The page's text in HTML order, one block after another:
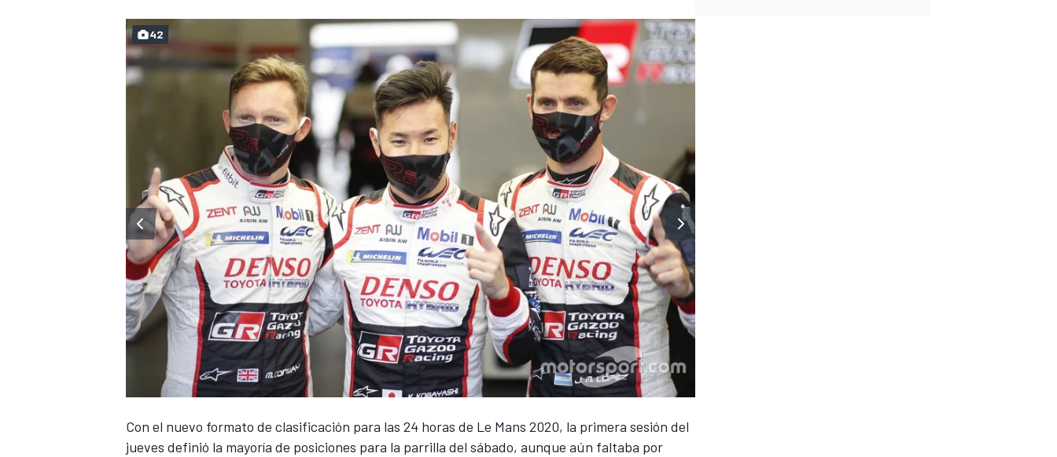
FÓRMULA E
42
Con el nuevo formato de clasificación para las 24 horas de Le Mans 2020, la primera sesión del
jueves definió la mayoría de posiciones para la parrilla del sábado, aunque aún faltaba por